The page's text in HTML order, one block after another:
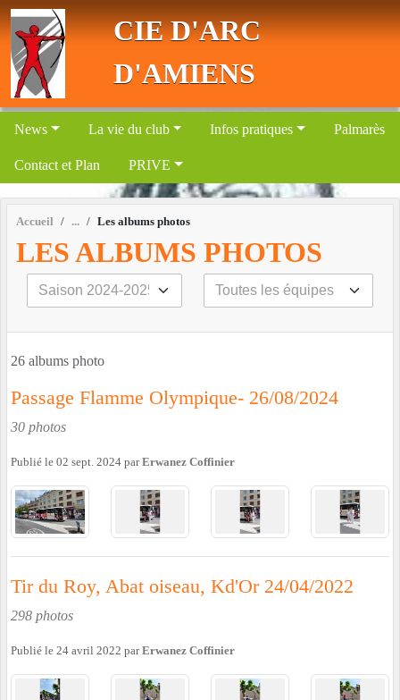
CIE D'ARC
D'AMIENS
News La vie du club Infos pratiques Palmarès
Contact et Plan PRIVE
Accueil Les albums photos
LES ALBUMS PHOTOS
26 albums photo
Passage Flamme Olympique- 26/08/2024
30 photos
Publié le 02 sept. 2024 parErwanez Coffinier
Tir du Roy, Abat oiseau, Kd'Or 24/04/2022
298 photos
Publié le 24 avril 2022 parErwanez Coffinier
Panneau de gestion des cookies